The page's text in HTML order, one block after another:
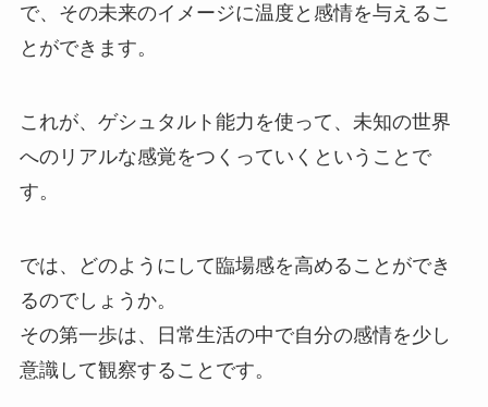
で、その未来のイメージに温度と感情を与えるこ
とができます。
これが、ゲシュタルト能力を使って、未知の世界
へのリアルな感覚をつくっていくということで
す。
では、どのようにして臨場感を高めることができ
るのでしょうか。
その第一歩は、日常生活の中で自分の感情を少し
意識して観察することです。